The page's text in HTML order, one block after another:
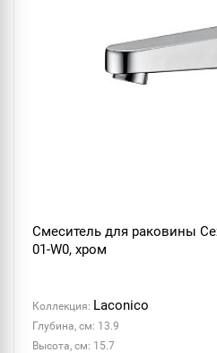
Смеситель для раковины
01-W0, хром
Коллекция: Laconico
Глубина, см: 13.9
Высота, см: 15.7